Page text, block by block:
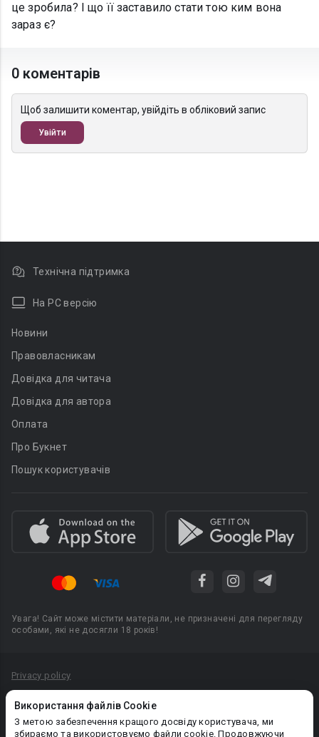
це зробила? І що її заставило стати тою ким вона
зараз є?
0 коментарів
Щоб залишити коментар, увійдіть в обліковий запис
Увійти
Використання файлів Cookie
З метою забезпечення кращого досвіду користувача, ми
збираємо та використовуємо файли cookie. Продовжуючи
Технічна підтримка
На PC версію
Новини
Правовласникам
Довідка для читача
Довідка для автора
Оплата
Про Букнет
Пошук користувачів
Увага! Сайт може містити матеріали, не призначені для перегляду
особами, які не досягли 18 років!
Privacy policy
Політика конфіденційності